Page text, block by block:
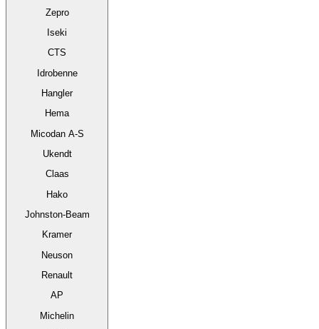
Zepro
Iseki
CTS
Idrobenne
Hangler
Hema
Micodan A-S
Ukendt
Claas
Hako
Johnston-Beam
Kramer
Neuson
Renault
AP
Michelin